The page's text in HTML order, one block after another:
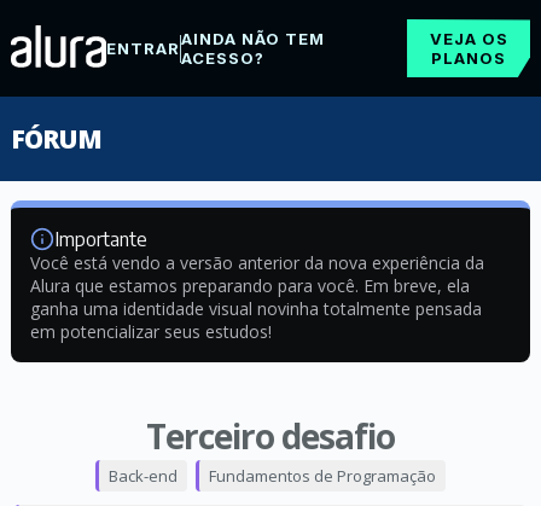
ENTRARAINDA NÃO TEM
ACESSO?
VEJA OS
PLANOS
FÓRUM
Importante
Você está vendo a versão anterior da nova experiência da
Alura que estamos preparando para você. Em breve, ela
ganha uma identidade visual novinha totalmente pensada
em potencializar seus estudos!
Terceiro desafio
Back-end Fundamentos de Programação